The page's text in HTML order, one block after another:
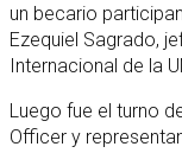
un becario
Ezequiel Sagrado,
Internacional de la
Luego fue el turno
Officer y